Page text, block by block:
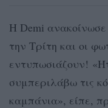
Η Demi
την Τρίτη και οι
εντυπωσιάζουν!
συμπεριλάβω τις
καμπάνια», είπε,